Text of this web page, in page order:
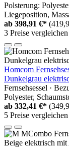
Polsterung:
Liegeposition,
ab 398,91 €*
3 Preise vergleichen
Homcom
Dunkelgrau
Fernsehsessel ·
Polyester,
ab 332,41 €*
5 Preise vergleichen